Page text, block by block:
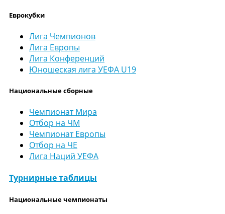
Еврокубки
Лига Чемпионов
Лига Европы
Лига Конференций
Юношеская лига УЕФА U19
Национальные сборные
Чемпионат Мира
Отбор на ЧМ
Чемпионат Европы
Отбор на ЧЕ
Лига Наций УЕФА
Турнирные таблицы
Национальные чемпионаты